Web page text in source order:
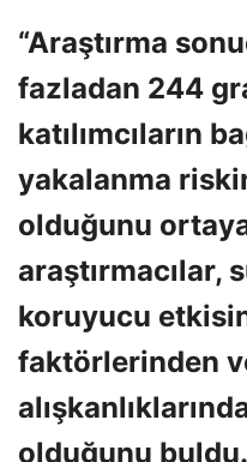
“Araştırma
fazladan 244
katılımcıların
yakalanma
olduğunu ortaya
araştırmacılar,
koruyucu
faktörlerinden
olduğunu buldu.